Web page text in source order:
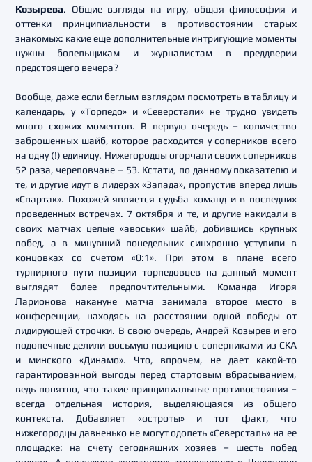
Козырева. Общие взгляды на игру, общая философия и
оттенки принципиальности в противостоянии старых
знакомых: какие еще дополнительные интригующие моменты
нужны болельщикам и журналистам в преддверии
предстоящего вечера?
Вообще, даже если беглым взглядом посмотреть в таблицу и
календарь, у «Торпедо» и «Северстали» не трудно увидеть
много схожих моментов. В первую очередь – количество
заброшенных шайб, которое расходится у соперников всего
на одну (!) единицу. Нижегородцы огорчали своих соперников
52 раза, череповчане – 53. Кстати, по данному показателю и
те, и другие идут в лидерах «Запада», пропустив вперед лишь
«Спартак». Похожей является судьба команд и в последних
проведенных встречах. 7 октября и те, и другие накидали в
своих матчах целые «авоськи» шайб, добившись крупных
побед, а в минувший понедельник синхронно уступили в
концовках со счетом «0:1». При этом в плане всего
турнирного пути позиции торпедовцев на данный момент
выглядят более предпочтительными. Команда Игоря
Ларионова накануне матча занимала второе место в
конференции, находясь на расстоянии одной победы от
лидирующей строчки. В свою очередь, Андрей Козырев и его
подопечные делили восьмую позицию с соперниками из СКА
и минского «Динамо». Что, впрочем, не дает какой-то
гарантированной выгоды перед стартовым вбрасыванием,
ведь понятно, что такие принципиальные противостояния –
всегда отдельная история, выделяющаяся из общего
контекста. Добавляет «остроты» и тот факт, что
нижегородцы давненько не могут одолеть «Северсталь» на ее
площадке: на счету сегодняшних хозяев – шесть побед